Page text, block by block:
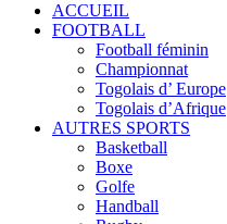
ACCUEIL
FOOTBALL
Football féminin
Championnat
Togolais d’ Europe
Togolais d’Afrique
AUTRES SPORTS
Basketball
Boxe
Golfe
Handball